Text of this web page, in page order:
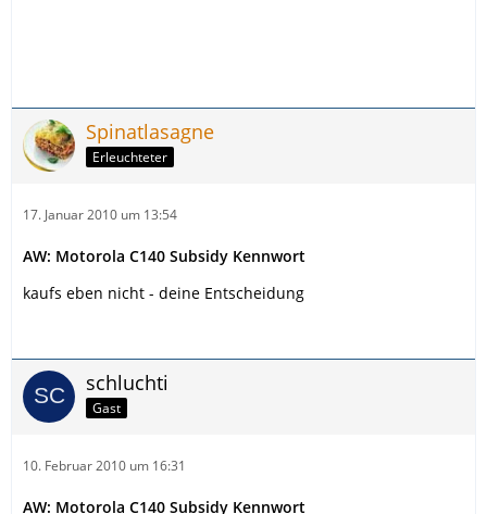
Spinatlasagne
Erleuchteter
17. Januar 2010 um 13:54
AW: Motorola C140 Subsidy Kennwort
kaufs eben nicht - deine Entscheidung
schluchti
Gast
10. Februar 2010 um 16:31
AW: Motorola C140 Subsidy Kennwort